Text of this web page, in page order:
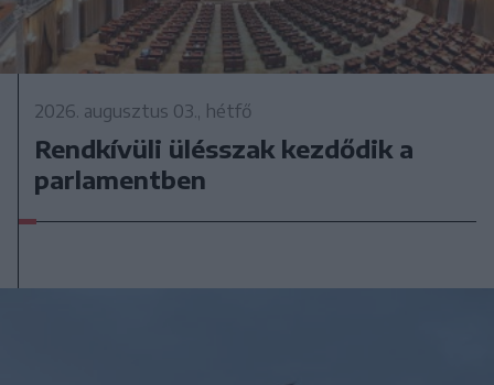
2026. augusztus 03., hétfő
Rendkívüli ülésszak kezdődik a
parlamentben